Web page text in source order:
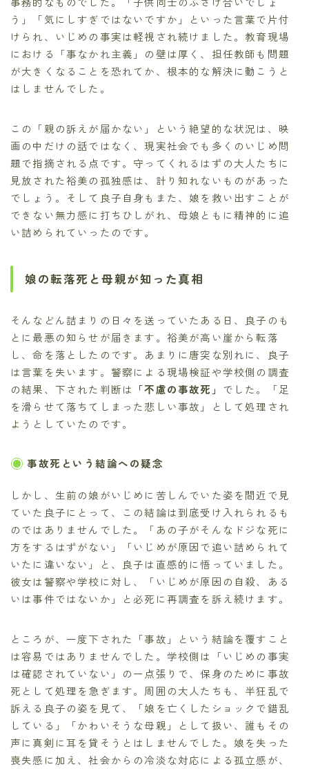
う」「気にしすぎではないですか」といった言葉で片付
けられ、いじめの事実は軽視され続けました。教育現場
における「事なかれ主義」の壁は厚く、担任教師も問題
が大きくなることを恐れてか、根本的な解決に動こうと
はしませんでした。
この「親の訴えが届かない」という絶望的な状況は、映
画の中だけの話ではなく、現実社会でも多くのいじめ問
題で指摘される点です。守ってくれるはずの大人たちに
見放された裕美の孤独感は、計り知れないものがあった
でしょう。そして良子自身もまた、娘を救い出すことが
できない無力感に打ちひしがれ、母娘ともに精神的に追
い詰められていったのです。
娘の転落死と母親が知った真相
そんなどん詰まりの日々を送っていたある日、良子のも
とに最悪の知らせが届きます。裕美が高い崖から転落
し、命を落としたのです。あまりに唐突な別れに、良子
は言葉を失います。警察による現場検証や学校側の調査
の結果、下された判断は 「不慮の事故死」 でした。「足
を滑らせて落ちてしまった悲しい事故」として処理され
ようとしていたのです。
事故死という結論への疑念
しかし、生前の娘がいじめに苦しんでいた姿を間近で見
ていた良子にとって、この結論は到底受け入れられるも
のではありませんでした。「あの子がそんなドジな死に
方をするはずがない」「いじめが原因で追い詰められて
いたに違いない」と、良子は直感的に悟っていました。
彼女は警察や学校に対し、「いじめが原因の自殺、ある
いは事件ではないか」と必死に再調査を訴え続けます。
ところが、一度下された「事故」という結論を覆すこと
は容易ではありませんでした。学校側は「いじめの事実
は確認されていない」の一点張りで、保身のために事故
死として処理を急ぎます。周囲の大人たちも、半狂乱で
訴える良子の姿を見て、「娘を亡くしたショックで錯乱
している」「かわいそうな母親」として扱い、誰もその
声に真剣に耳を貸そうとはしませんでした。娘を失った
喪失感に加え、社会からの冷淡な対応による孤立感が、